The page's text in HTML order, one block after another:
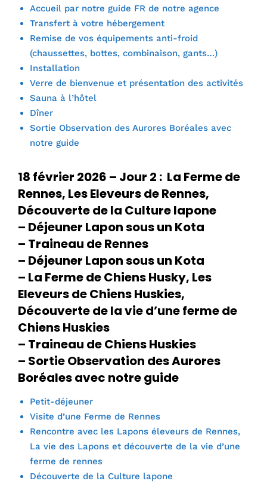
Accueil par notre guide FR de notre agence
Transfert à votre hébergement
Remise de vos équipements anti-froid
(chaussettes, bottes, combinaison, gants…)
Installation
Verre de bienvenue et présentation des activités
Sauna à l’hôtel
Dîner
Sortie Observation des Aurores Boréales avec
notre guide
18 février 2026 – Jour 2 : La Ferme de
Rennes, Les Eleveurs de Rennes,
Découverte de la Culture lapone
– Déjeuner Lapon sous un Kota
– Traineau de Rennes
– Déjeuner Lapon sous un Kota
– La Ferme de Chiens Husky, Les
Eleveurs de Chiens Huskies,
Découverte de la vie d’une ferme de
Chiens Huskies
– Traineau de Chiens Huskies
– Sortie Observation des Aurores
Boréales avec notre guide
Petit-déjeuner
Visite d’une Ferme de Rennes
Rencontre avec les Lapons éleveurs de Rennes,
La vie des Lapons et découverte de la vie d’une
ferme de rennes
Découverte de la Culture lapone